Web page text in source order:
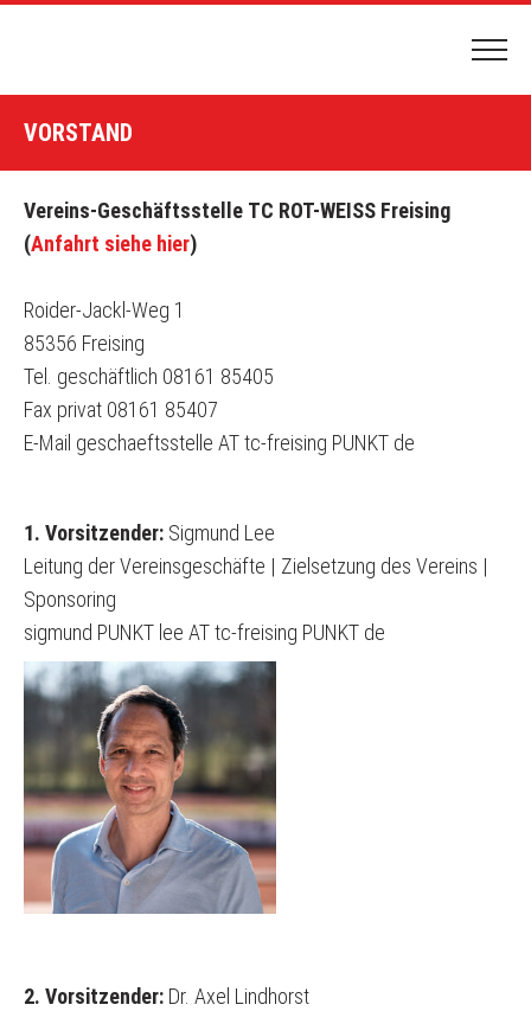
HALLENBUCHUNG
DER CLUB
NEWS & TERMINE
VORSTAND
VEREINSCHRONIK
GASTSPIELER/PLATZBUCHUNG
HALLENBUCHUNG/HALLENORDNUNG
TENNISSCHULE
MANNSCHAFTEN
TEAMKLEIDUNG
VORSTAND
Vereins-Geschäftsstelle TC ROT-WEISS Freising
(Anfahrt siehe hier)
Roider-Jackl-Weg 1
85356 Freising
Tel. geschäftlich 08161 85405
Fax privat 08161 85407
E-Mail geschaeftsstelle AT tc-freising PUNKT de
1. Vorsitzender: Sigmund Lee
Leitung der Vereinsgeschäfte | Zielsetzung des Vereins |
Sponsoring
sigmund PUNKT lee AT tc-freising PUNKT de
2. Vorsitzender: Dr. Axel Lindhorst